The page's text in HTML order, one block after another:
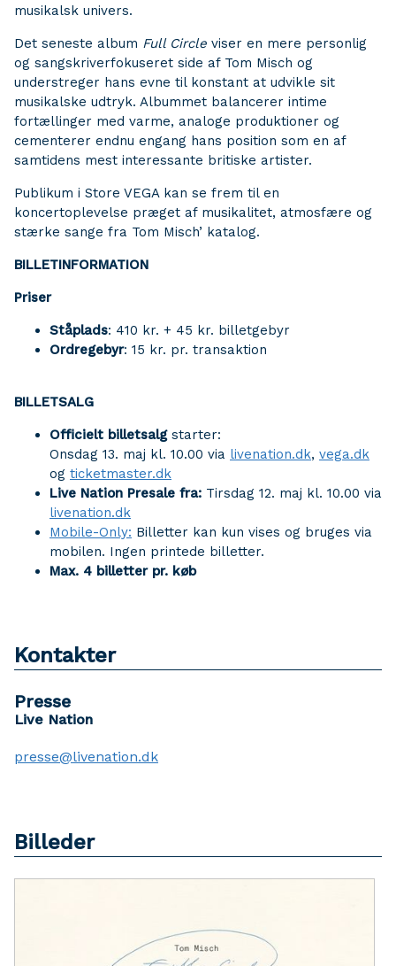
musikalsk univers.
Det seneste album Full Circle viser en mere personlig
og sangskriverfokuseret side af Tom Misch og
understreger hans evne til konstant at udvikle sit
musikalske udtryk. Albummet balancerer intime
fortællinger med varme, analoge produktioner og
cementerer endnu engang hans position som en af
samtidens mest interessante britiske artister.
Publikum i Store VEGA kan se frem til en
koncertoplevelse præget af musikalitet, atmosfære og
stærke sange fra Tom Misch’ katalog.
BILLETINFORMATION
Priser
Ståplads: 410 kr. + 45 kr. billetgebyr
Ordregebyr: 15 kr. pr. transaktion
BILLETSALG
Officielt billetsalgstarter:
Onsdag 13. maj kl. 10.00 via livenation.dk, vega.dk
og ticketmaster.dk
Live Nation Presale fra: Tirsdag 12. maj kl. 10.00 via
livenation.dk
Mobile-Only: Billetter kan kun vises og bruges via
mobilen. Ingen printede billetter.
Max. 4 billetter pr. køb
Kontakter
Presse
Live Nation
presse@livenation.dk
Billeder